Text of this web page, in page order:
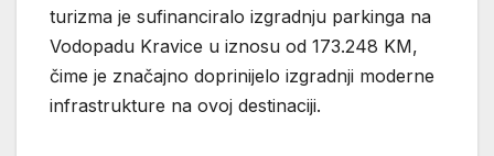
turizma je sufinanciralo izgradnju parkinga na
Vodopadu Kravice u iznosu od 173.248 KM,
čime je značajno doprinijelo izgradnji moderne
infrastrukture na ovoj destinaciji.